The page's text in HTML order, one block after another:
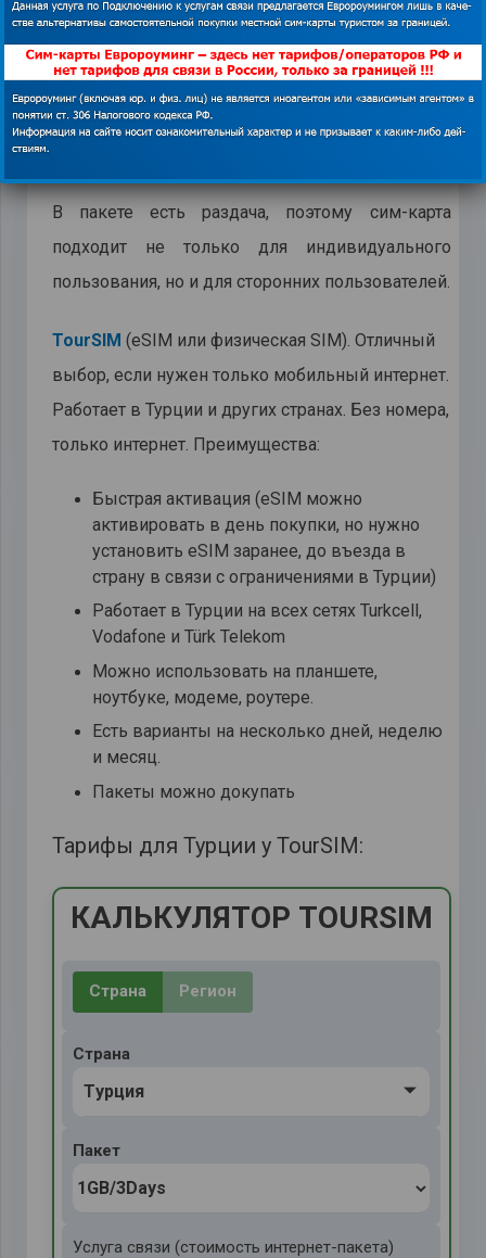
Travel XXL: 40 Гб за 40€
В Турции работает только на интернет, звонки в
Турции в тариф не входят. Работает через
В пакете есть раздача, поэтому сим-карта
подходит не только для индивидуального
пользования, но и для сторонних пользователей.
TourSIM (eSIM или физическая SIM). Отличный
выбор, если нужен только мобильный интернет.
Работает в Турции и других странах. Без номера,
только интернет. Преимущества:
Быстрая активация (eSIM можно
активировать в день покупки, но нужно
установить eSIM заранее, до въезда в
страну в связи с ограничениями в Турции)
Работает в Турции на всех сетях Turkcell,
Vodafone и Türk Telekom
Можно использовать на планшете,
ноутбуке, модеме, роутере.
Есть варианты на несколько дней, неделю
и месяц.
Пакеты можно докупать
Тарифы для Турции у TourSIM:
Страна Регион
Страна
Tурция
Пакет
Услуга связи (стоимость интернет-пакета)